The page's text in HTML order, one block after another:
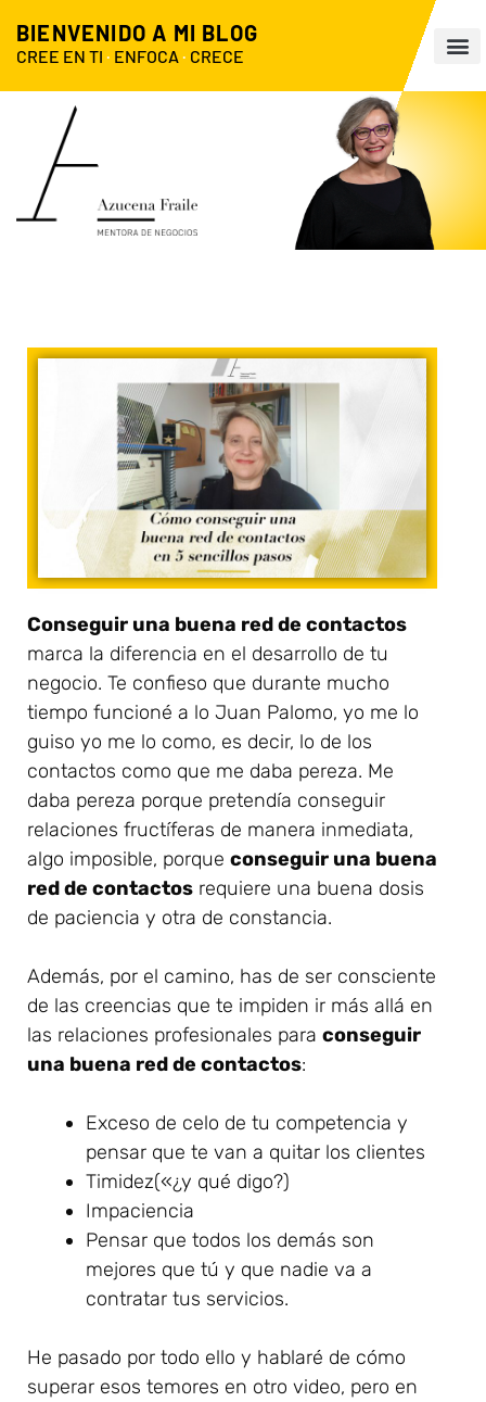
BIENVENIDO A MI BLOG
CREE EN TI · ENFOCA· CRECE
Conseguir una buena red de contactos
marca la diferencia en el desarrollo de tu
negocio. Te confieso que durante mucho
tiempo funcioné a lo Juan Palomo, yo me lo
guiso yo me lo como, es decir, lo de los
contactos como que me daba pereza. Me
daba pereza porque pretendía conseguir
relaciones fructíferas de manera inmediata,
algo imposible, porque conseguir una buena
red de contactos requiere una buena dosis
de paciencia y otra de constancia.
Además, por el camino, has de ser consciente
de las creencias que te impiden ir más allá en
las relaciones profesionales para conseguir
una buena red de contactos:
Exceso de celo de tu competencia y
pensar que te van a quitar los clientes
Timidez(«¿y qué digo?)
Impaciencia
Pensar que todos los demás son
mejores que tú y que nadie va a
contratar tus servicios.
He pasado por todo ello y hablaré de cómo
superar esos temores en otro video, pero en